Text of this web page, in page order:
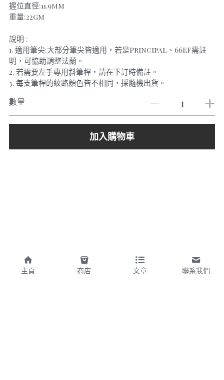
握位直徑:11.9mm
重量:22gm
說明 :
1. 適用筆尖:大部分筆尖皆適用，若是Principal、66EF需註
明，可協助調整法蘭。
2. 若需要左手專用斜筆桿，請在下訂時備註。
3. 每支筆桿的紋路顏色皆不相同，採隨機出貨。
數量
加入購物車
主頁 商店 文章 聯系我們